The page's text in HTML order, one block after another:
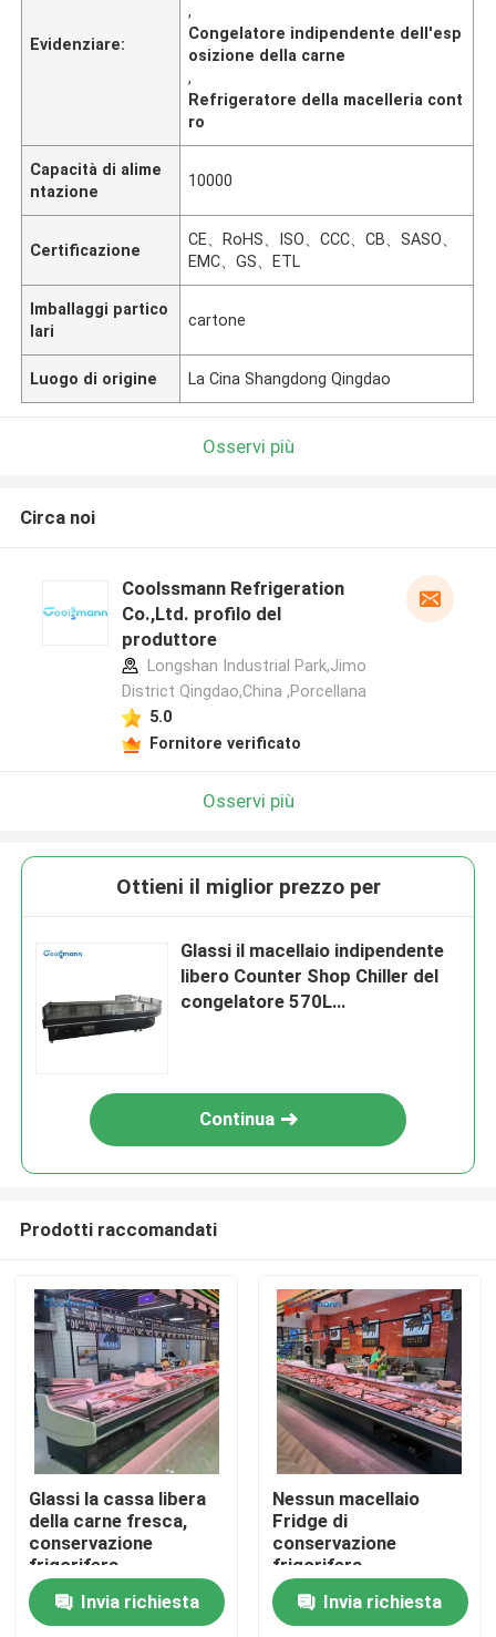
Casa
Prodotti
Video
Evidenziare:
,
Congelatore indipendente dell'esp
osizione della carne
,
Refrigeratore della macelleria cont
ro
Capacità di alime
ntazione
10000
Certificazione
CE、RoHS、ISO、CCC、CB、SASO、
EMC、GS、ETL
Imballaggi partico
lari
cartone
Luogo di origine La Cina Shangdong Qingdao
Osservi più
Circa noi
Coolssmann Refrigeration
Co.,Ltd. profilo del
produttore
Longshan Industrial Park,Jimo
District Qingdao,China ,Porcellana
5.0
Fornitore verificato
Osservi più
Ottieni il miglior prezzo per
Glassi il macellaio indipendente
libero Counter Shop Chiller del
congelatore 570L
Continua
Prodotti raccomandati
Glassi la cassa libera
della carne fresca,
conservazione
frigorifera
dell'esposizione della
carne 190L contro
Invia richiesta
Nessun macellaio
Fridge di
conservazione
frigorifera
dell'alimento del ℃ dei
congelatori 0 - 5
dell'esposizione della
Invia richiesta